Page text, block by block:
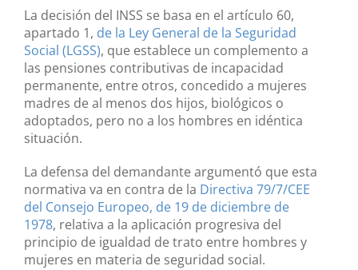
La decisión del INSS se basa en el artículo 60,
apartado 1, de la Ley General de la Seguridad
Social (LGSS), que establece un complemento a
las pensiones contributivas de incapacidad
permanente, entre otros, concedido a mujeres
madres de al menos dos hijos, biológicos o
adoptados, pero no a los hombres en idéntica
situación.
La defensa del demandante argumentó que esta
normativa va en contra de la Directiva 79/7/CEE
del Consejo Europeo, de 19 de diciembre de
1978, relativa a la aplicación progresiva del
principio de igualdad de trato entre hombres y
mujeres en materia de seguridad social.